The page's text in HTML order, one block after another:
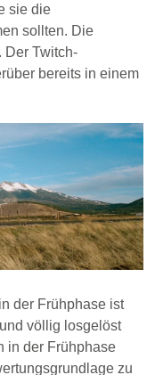
sie die
sollten. Die
Der Twitch-
bereits in einem
der Frühphase ist
völlig losgelöst
in der Frühphase
zu